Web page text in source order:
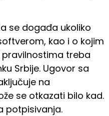
se događa ukoliko
kao i o kojim
treba
Srbije. Ugovor sa
na
se otkazati bilo kad.
potpisivanja.